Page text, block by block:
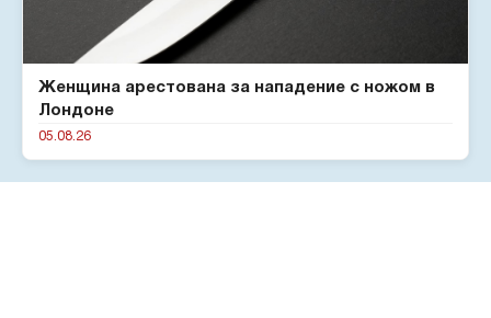
Женщина арестована за нападение с ножом в
Лондоне
05.08.26